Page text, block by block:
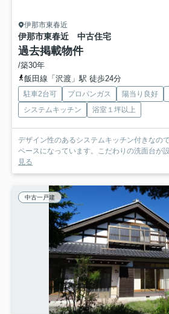
伊那市東春近
伊那市東春近 中古住宅
過去掲載物件
/築30年
飯田線「沢渡」駅 徒歩24分
駐車2台可 プロパンガス 陽当り良好
システムキッチン
浴室１坪以上
デザイン性のあるシステムキッチン付きなの
ペースになっています。こだわりの洗面台が
見る
中古一戸建